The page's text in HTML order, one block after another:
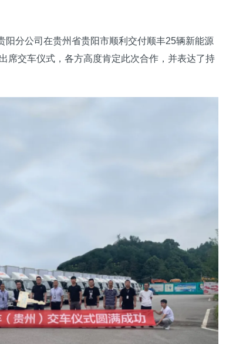
分公司在贵州省贵阳市顺利交付顺丰25辆新能源
席交车仪式，各方高度肯定此次合作，并表达了持